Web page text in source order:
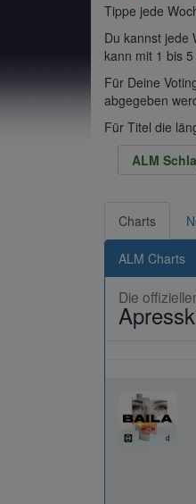
Tippe jede
Du kannst jede
kann mit 1 bis
Für Deine
abgegeben
Für Titel die
ALM
Charts
ALM Charts
Die